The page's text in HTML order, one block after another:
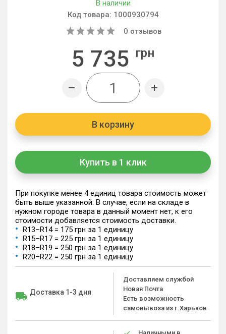
В наличии
Код товара: 1000930794
0 отзывов
5 735 грн
В корзину
Купить в 1 клик
При покупке менее 4 единиц товара стоимость может
быть выше указанной. В случае, если на складе в
нужном городе товара в данный момент нет, к его
стоимости добавляется стоимость доставки.
R13–R14 = 175 грн за 1 единицу
R15–R17 = 225 грн за 1 единицу
R18–R19 = 250 грн за 1 единицу
R20–R22 = 250 грн за 1 единицу
Доставка 1-3 дня
Доставляем службой
Новая Почта
Есть возможность
самовывоза из г.Харьков